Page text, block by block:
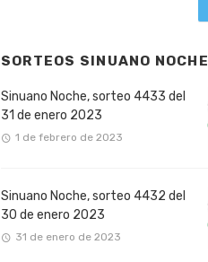
SORTEOS SINUANO NOCHE
Sinuano Noche, sorteo 4433 del
31 de enero 2023
1 de febrero de 2023
Sinuano Noche, sorteo 4432 del
30 de enero 2023
31 de enero de 2023